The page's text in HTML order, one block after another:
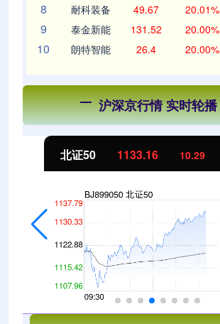
8 耐科装备 49.67 20.01%
9 泰金新能 131.52 20.00%
10 朗特智能 26.4 20.00%
沪深京行情 实时轮播
北证50 1133.16 10.29